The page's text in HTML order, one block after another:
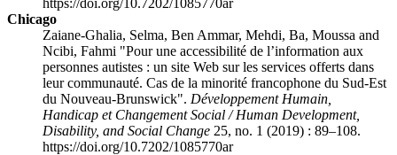
https://doi.org/10.7202/1085770ar
Chicago
Zaiane-Ghalia, Selma, Ben Ammar, Mehdi, Ba, Moussa and
Ncibi, Fahmi "Pour une accessibilité de l’information aux
personnes autistes : un site Web sur les services offerts dans
leur communauté. Cas de la minorité francophone du Sud-Est
du Nouveau-Brunswick". Développement Humain,
Handicap et Changement Social / Human Development,
Disability, and Social Change 25, no. 1 (2019) : 89–108.
https://doi.org/10.7202/1085770ar